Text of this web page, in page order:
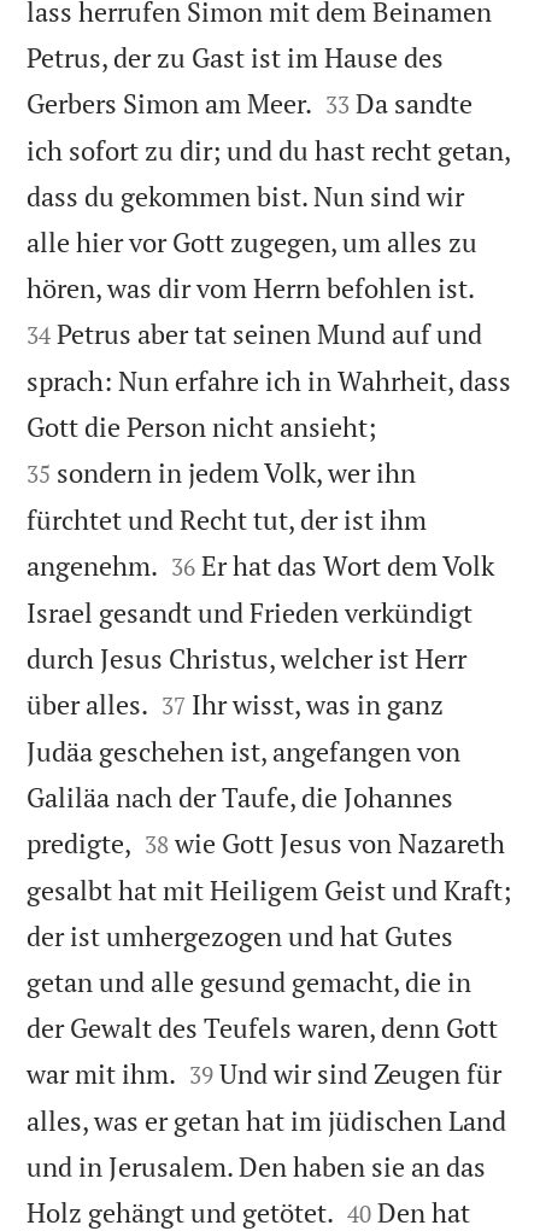
lass herrufen Simon mit dem Beinamen
Petrus, der zu Gast ist im Hause des
Gerbers Simon am Meer. 

33 Da sandte
ich sofort zu dir; und du hast recht getan,
dass du gekommen bist. Nun sind wir
alle hier vor Gott zugegen, um alles zu
hören, was dir vom Herrn befohlen ist.
34 Petrus aber tat seinen Mund auf und
sprach: Nun erfahre ich in Wahrheit, dass
Gott die Person nicht ansieht;
35 sondern in jedem Volk, wer ihn
fürchtet und Recht tut, der ist ihm
angenehm. 

36 Er hat das Wort dem Volk
Israel gesandt und Frieden verkündigt
durch Jesus Christus, welcher ist Herr
über alles. 

37 Ihr wisst, was in ganz
Judäa geschehen ist, angefangen von
Galiläa nach der Taufe, die Johannes
predigte, 

38 wie Gott Jesus von Nazareth
gesalbt hat mit Heiligem Geist und Kraft;
der ist umhergezogen und hat Gutes
getan und alle gesund gemacht, die in
der Gewalt des Teufels waren, denn Gott
war mit ihm. 

39 Und wir sind Zeugen für
alles, was er getan hat im jüdischen Land
und in Jerusalem. Den haben sie an das
Holz gehängt und getötet. 

40 Den hat